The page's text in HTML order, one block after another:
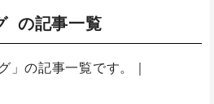
の記事一覧
」の記事一覧です。｜